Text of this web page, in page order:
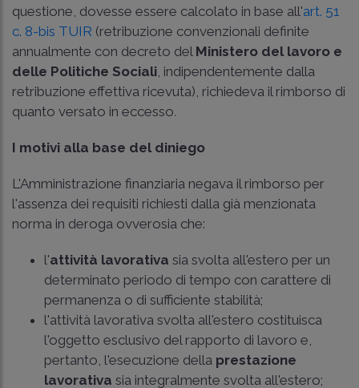
questione, dovesse essere calcolato in base all'art. 51
c. 8-bis TUIR (retribuzione convenzionali definite
annualmente con decreto del Ministero del lavoro e
delle Politiche Sociali , indipendentemente dalla
retribuzione effettiva ricevuta), richiedeva il rimborso di
quanto versato in eccesso.
I motivi alla base del diniego
L'Amministrazione finanziaria negava il rimborso per
l'assenza dei requisiti richiesti dalla già menzionata
norma in deroga ovverosia che:
l'attività lavorativa sia svolta all'estero per un
determinato periodo di tempo con carattere di
permanenza o di sufficiente stabilità;
l'attività lavorativa svolta all'estero costituisca
l'oggetto esclusivo del rapporto di lavoro e,
pertanto, l'esecuzione della prestazione
lavorativa sia integralmente svolta all'estero;